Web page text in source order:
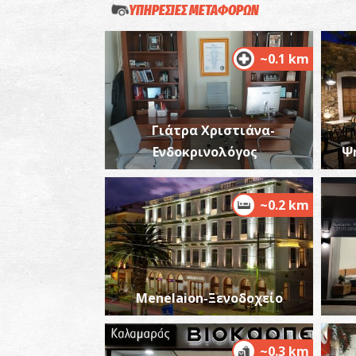
ΥΠΗΡΕΣΙΕΣ ΜΕΤΑΦΟΡΩΝ
~0.1 km
Γιάτρα Χριστιάνα-
Ενδοκρινολόγος
~0.2 km
Menelaion-Ξενοδοχείο
~0.3 km